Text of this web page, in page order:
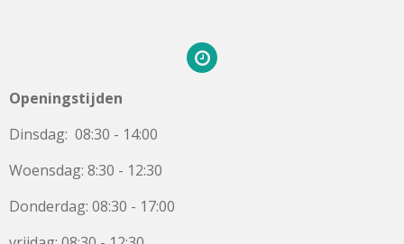
Openingstijden
Dinsdag: 08:30 - 14:00
Woensdag: 8:30 - 12:30
Donderdag: 08:30 - 17:00